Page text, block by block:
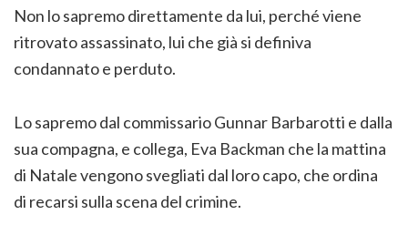
Non lo sapremo direttamente da lui, perché viene
ritrovato assassinato, lui che già si definiva
condannato e perduto.
Lo sapremo dal commissario Gunnar Barbarotti e dalla
sua compagna, e collega, Eva Backman che la mattina
di Natale vengono svegliati dal loro capo, che ordina
di recarsi sulla scena del crimine.